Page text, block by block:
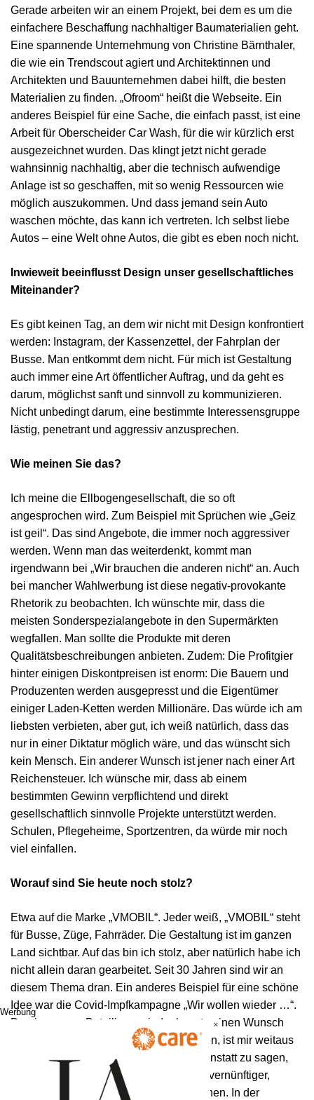
Gerade arbeiten wir an einem Projekt, bei dem es um die
einfachere Beschaffung nachhaltiger Baumaterialien geht.
Eine spannende Unternehmung von Christine Bärnthaler,
die wie ein Trendscout agiert und Architektinnen und
Architekten und Bauunternehmen dabei hilft, die besten
Materialien zu finden. „Ofroom“ heißt die Webseite. Ein
anderes Beispiel für eine Sache, die einfach passt, ist eine
Arbeit für Oberscheider Car Wash, für die wir kürzlich erst
ausgezeichnet wurden. Das klingt jetzt nicht gerade
wahnsinnig nachhaltig, aber die technisch aufwendige
Anlage ist so geschaffen, mit so wenig Ressourcen wie
möglich auszukommen. Und dass jemand sein Auto
waschen möchte, das kann ich vertreten. Ich selbst liebe
Autos – eine Welt ohne Autos, die gibt es eben noch nicht.
Inwieweit beeinflusst Design unser gesellschaftliches
Miteinander?
Es gibt keinen Tag, an dem wir nicht mit Design konfrontiert
werden: Instagram, der Kassenzettel, der Fahrplan der
Busse. Man entkommt dem nicht. Für mich ist Gestaltung
auch immer eine Art öffentlicher Auftrag, und da geht es
darum, möglichst sanft und sinnvoll zu kommunizieren.
Nicht unbedingt darum, eine bestimmte Interessensgruppe
lästig, penetrant und aggressiv anzusprechen.
Wie meinen Sie das?
Ich meine die Ellbogengesellschaft, die so oft
angesprochen wird. Zum Beispiel mit Sprüchen wie „Geiz
ist geil“. Das sind Angebote, die immer noch aggressiver
werden. Wenn man das weiterdenkt, kommt man
irgendwann bei „Wir brauchen die anderen nicht“ an. Auch
bei mancher Wahlwerbung ist diese negativ-provokante
Rhetorik zu beobachten. Ich wünschte mir, dass die
meisten Sonderspezialangebote in den Supermärkten
wegfallen. Man sollte die Produkte mit deren
Qualitätsbeschreibungen anbieten. Zudem: Die Profitgier
hinter einigen Diskontpreisen ist enorm: Die Bauern und
Produzenten werden ausgepresst und die Eigentümer
einiger Laden-Ketten werden Millionäre. Das würde ich am
liebsten verbieten, aber gut, ich weiß natürlich, dass das
nur in einer Diktatur möglich wäre, und das wünscht sich
kein Mensch. Ein anderer Wunsch ist jener nach einer Art
Reichensteuer. Ich wünsche mir, dass ab einem
bestimmten Gewinn verpflichtend und direkt
gesellschaftlich sinnvolle Projekte unterstützt werden.
Schulen, Pflegeheime, Sportzentren, da würde mir noch
viel einfallen.
Worauf sind Sie heute noch stolz?
Etwa auf die Marke „VMOBIL“. Jeder weiß, „VMOBIL“ steht
für Busse, Züge, Fahrräder. Die Gestaltung ist im ganzen
Land sichtbar. Auf das bin ich stolz, aber natürlich habe ich
nicht allein daran gearbeitet. Seit 30 Jahren sind wir an
diesem Thema dran. Ein anderes Beispiel für eine schöne
Idee war die Covid-Impfkampagne „Wir wollen wieder …“.
Da ging es um Beteiligung, jeder konnte einen Wunsch
deponieren. Und Wünsche zu formulieren, ist mir weitaus
lieber, als Behauptungen aufzustellen. Anstatt zu sagen,
man sei der Beste, ist es doch vielleicht vernünftiger,
einfach nach dem Besten in sich zu suchen. In der
Werbung
×